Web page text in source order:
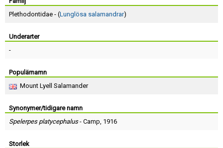
Plethodontidae - (Lunglösa salamandrar)
Underarter
-
Populärnamn
Mount Lyell Salamander
Synonymer/tidigare namn
Spelerpes platycephalus- Camp, 1916
Storlek